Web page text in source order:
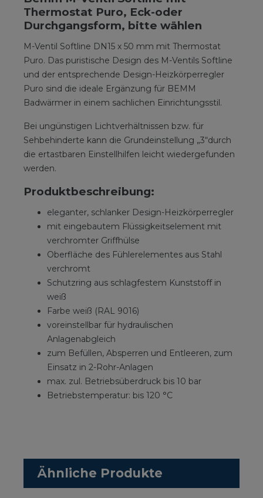
Thermostat Puro, Eck-oder
Durchgangsform, bitte wählen
M-Ventil Softline DN15 x 50 mm mit Thermostat
Puro. Das puristische Design des M-Ventils Softline
und der entsprechende Design-Heizkörperregler
Puro sind die ideale Ergänzung für BEMM
Badwärmer in einem sachlichen Einrichtungsstil.
Bei ungünstigen Lichtverhältnissen bzw. für
Sehbehinderte kann die Grundeinstellung „3“durch
die ertastbaren Einstellhilfen leicht wiedergefunden
werden.
Produktbeschreibung:
eleganter, schlanker Design-Heizkörperregler
mit eingebautem Flüssigkeitselement mit
verchromter Griffhülse
Oberfläche des Fühlerelementes aus Stahl
verchromt
Schutzring aus schlagfestem Kunststoff in
weiß
Farbe weiß (RAL 9016)
voreinstellbar für hydraulischen
Anlagenabgleich
zum Befüllen, Absperren und Entleeren, zum
Einsatz in 2-Rohr-Anlagen
max. zul. Betriebsüberdruck bis 10 bar
Betriebstemperatur: bis 120 °C
Ähnliche Produkte